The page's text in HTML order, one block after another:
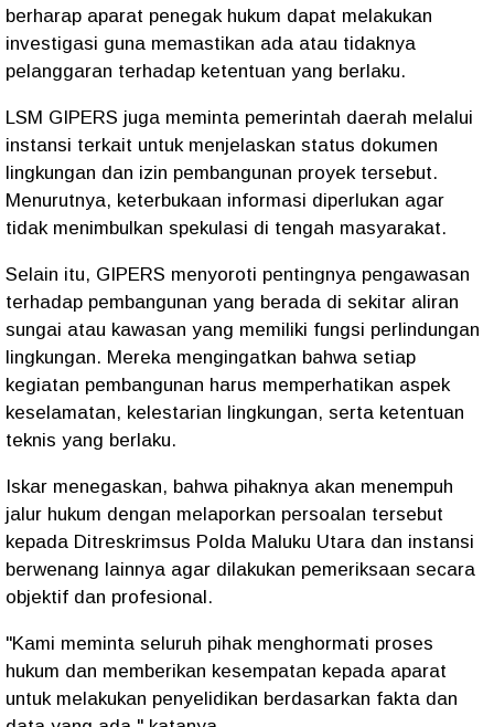
berharap aparat penegak hukum dapat melakukan
investigasi guna memastikan ada atau tidaknya
pelanggaran terhadap ketentuan yang berlaku.
LSM GIPERS juga meminta pemerintah daerah melalui
instansi terkait untuk menjelaskan status dokumen
lingkungan dan izin pembangunan proyek tersebut.
Menurutnya, keterbukaan informasi diperlukan agar
tidak menimbulkan spekulasi di tengah masyarakat.
Selain itu, GIPERS menyoroti pentingnya pengawasan
terhadap pembangunan yang berada di sekitar aliran
sungai atau kawasan yang memiliki fungsi perlindungan
lingkungan. Mereka mengingatkan bahwa setiap
kegiatan pembangunan harus memperhatikan aspek
keselamatan, kelestarian lingkungan, serta ketentuan
teknis yang berlaku.
Iskar menegaskan, bahwa pihaknya akan menempuh
jalur hukum dengan melaporkan persoalan tersebut
kepada Ditreskrimsus Polda Maluku Utara dan instansi
berwenang lainnya agar dilakukan pemeriksaan secara
objektif dan profesional.
"Kami meminta seluruh pihak menghormati proses
hukum dan memberikan kesempatan kepada aparat
untuk melakukan penyelidikan berdasarkan fakta dan